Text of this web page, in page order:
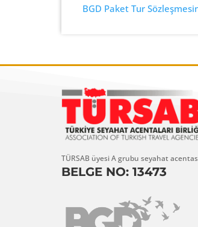
BGD Paket Tur
TÜRSAB üyesi A grubu seyahat
BELGE NO: 13473